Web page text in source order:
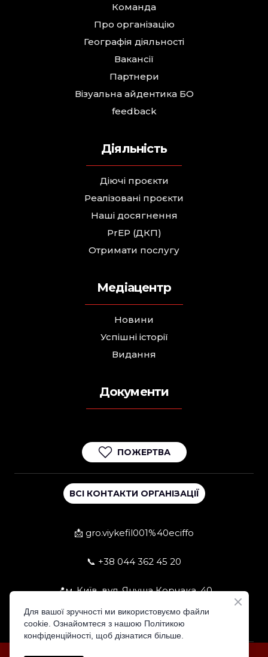
Команда
Про організацію
Географія діяльності
Вакансії
Партнери
Візуальна айдентика БО
feedback
Діяльність
Діючі проєкти
Реалізовані проєкти
Наші досягнення
PrEP (ДКП)
Отримати послугу
Медіацентр
Новини
Успішні історії
Видання
Документи
ПОЖЕРТВА
ВСІ КОНТАКТИ ОРГАНІЗАЦІЇ
📩 gro.viykefil001%40eciffo
📞 +38 044 362 45 20
📍м. Київ, вул. Януша Корчака, 40
Для вашої зручності ми використовуємо файли
cookie. Ознайомтеся з нашою Політикою
конфіденційності, щоб дізнатися більше.